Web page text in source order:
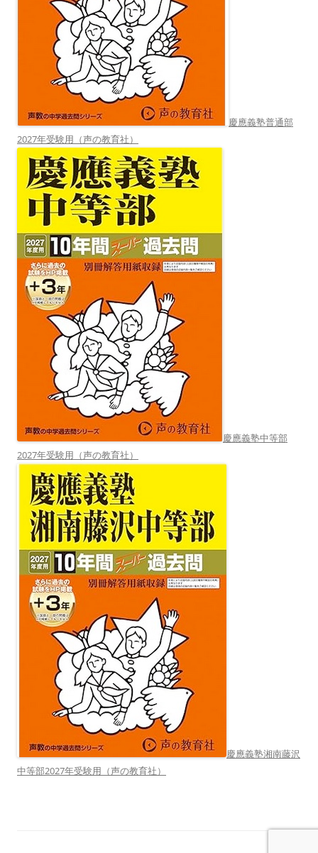
慶應義塾普通部
2027年受験用（声の教育社）
慶應義塾中等部
2027年受験用（声の教育社）
慶應義塾湘南藤沢
中等部2027年受験用（声の教育社）